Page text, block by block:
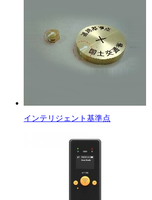
インテリジェント基準点